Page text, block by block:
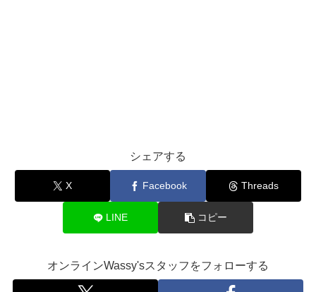
シェアする
X Facebook Threads
LINE コピー
オンラインWassy'sスタッフをフォローする